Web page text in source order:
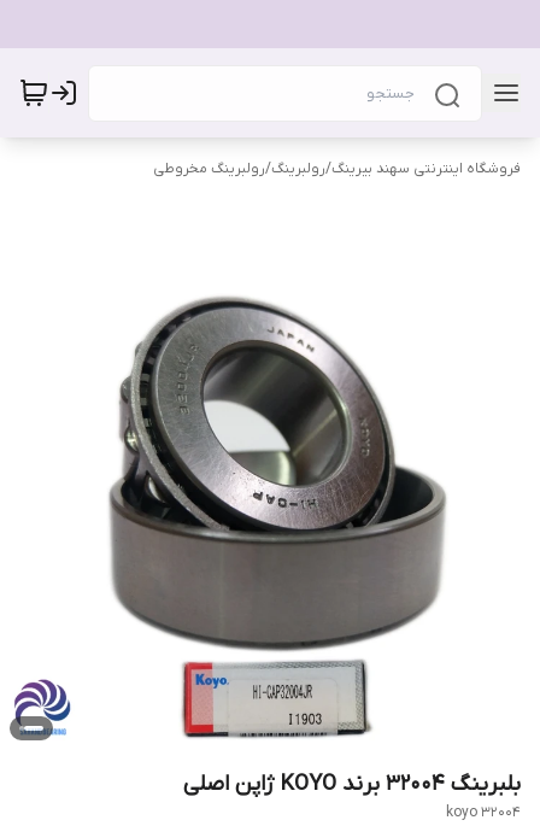
فروشگاه اینترنتی سهند بیرینگ/رولبرینگ/رولبرینگ مخروطی
بلبرینگ 32004 برند KOYO ژاپن اصلی
32004 koyo